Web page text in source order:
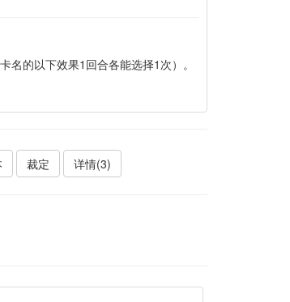
的以下效果1回合各能选择1次）。
裁定 详情(3)